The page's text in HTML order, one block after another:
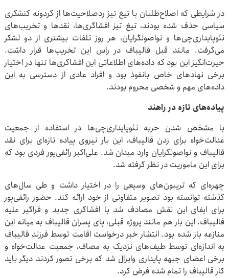
در شرایطی که اصلاح‌طلبان با تیغ تیز ردصلاحیت‌ها از گردونه کنشگری
سیاسی حذف شده بودند، تیغ تیز افشاگری‌ها، نقدها و تخریب‌های
نئوپایداری‌چی‌ها و نواصولگرایان، هر روز تلفات بیشتری از دو لشکر
می‌گرفت. مانند قبل قالیباف در راس این تخریب‌ها قرار داشت.
حیرت‌انگیز این بود که داده‌های اطلاعاتی این افشاگری‌ها تنها در اختیار
برخی نهادهای خاص بانفوذ بود و افراد عادی از دسترسی به این
داده‌های مهم و شخصی محروم بودند.
پیاده‌های تازه در راهند
با مشخص شدن حربه نئوپایداری‌چی‌ها در استفاده از جمعیت
عدالت‌خواه برای زدن قالیباف، این بار نیروی پیاده تازه‌ای برای نقد
قالیباف و نواصولگرایان وارد میدان شد. علی‌اکبر رائفی‌پور فردی بود که
برای این ماموریت در نظر گرفته شد.
چهره‌ای که تریبون‌های وسیعی را در اختیار داشت و طی سال‌های
گذشته توانسته بود تصویر متفاوتی از خود ارائه کند. حضور رائفی‌پور
برای ایفای این نقش مصادف شد با افشاگری جدید و فراگیر علیه
قالیباف. این بار هم مانند پروژه قبلی، پای پسران قالیباف به میانه این
منازعه باز شده بود. انتشار خبر درخواست اقامت توسط فرزند قالیباف
به اندازه‌ای توسط طیف‌های نزدیک به مصاف، جمعیت عدالت‌خواه و
برخی اعضای جبهه پایداری وایرال شد که برخی تصور کردند دیگر باید
کار قالیباف را تمام شده فرض کرد.